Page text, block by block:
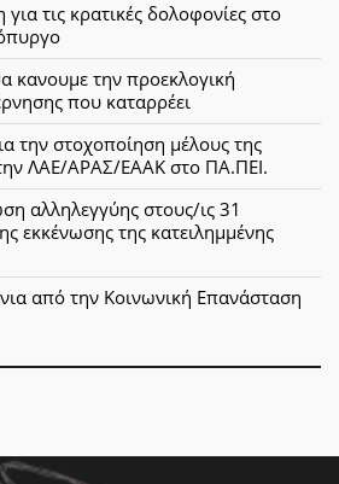
τις κρατικές δολοφονίες στο
κανουμε την προεκλογική
που καταρρέει
την στοχοποίηση μέλους της
ΛΑΕ/ΑΡΑΣ/ΕΑΑΚ στο ΠΑ.ΠΕΙ.
αλληλεγγύης στους/ις 31
εκκένωσης της κατειλημμένης
από την Κοινωνική Επανάσταση